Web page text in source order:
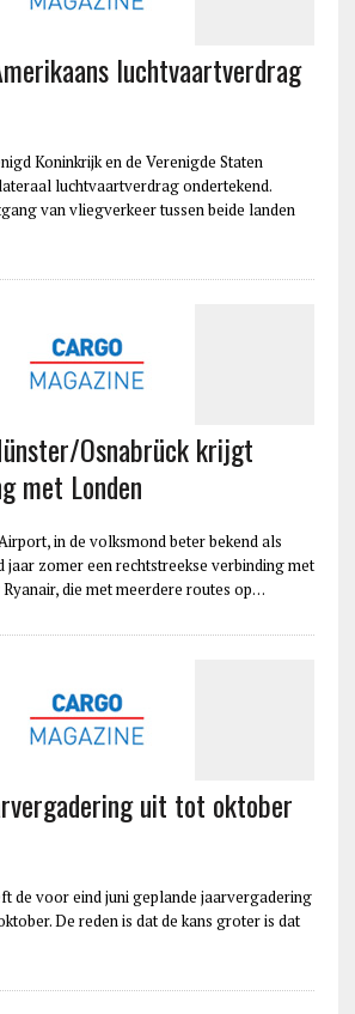
luchtvaartverdrag
Koninkrijk en de Verenigde Staten
luchtvaartverdrag ondertekend.
van vliegverkeer tussen beide landen
Osnabrück krijgt
met Londen
in de volksmond beter bekend als
jaar zomer een rechtstreekse verbinding met
die met meerdere routes op…
uit tot oktober
de voor eind juni geplande jaarvergadering
De reden is dat de kans groter is dat